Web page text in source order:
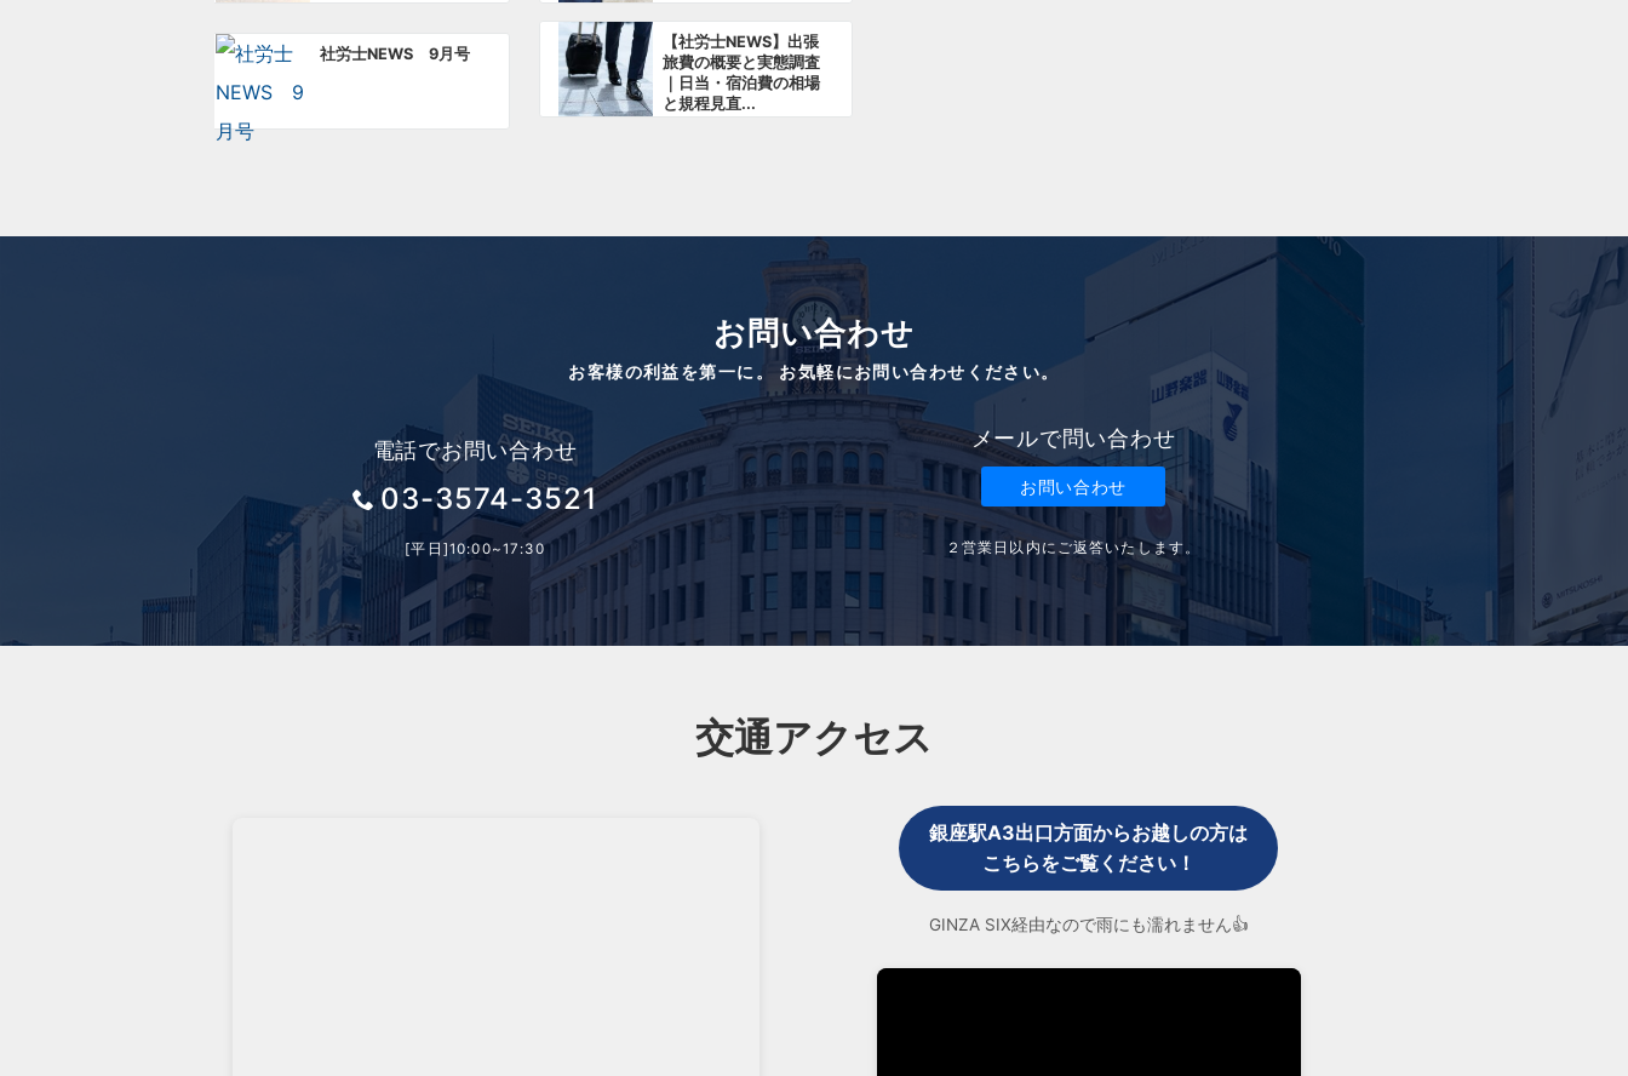
社労士NEWS 9月号
【社労士NEWS】出張
旅費の概要と実態調査
｜日当・宿泊費の相場
と規程見直...
お問い合わせ
お客様の利益を第一に。 お気軽にお問い合わせください。
電話でお問い合わせ
03-3574-3521
[平日]10:00~17:30
メールで問い合わせ
お問い合わせ
２営業日以内にご返答いたします。
交通アクセス
銀座駅A3出口方面からお越しの方は
こちらをご覧ください！
GINZA SIX経由なので雨にも濡れません👍